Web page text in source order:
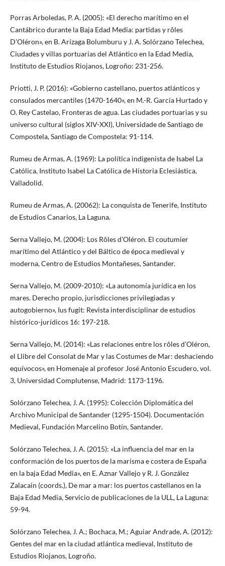
Porras Arboledas, P. A. (2005): «El derecho marítimo en el
Cantábrico durante la Baja Edad Media: partidas y rôles
D’Oléron», en B. Arízaga Bolumburu y J. A. Solórzano Telechea,
Ciudades y villas portuarias del Atlántico en la Edad Media,
Instituto de Estudios Riojanos, Logroño: 231-256.
Priotti, J. P. (2016): «Gobierno castellano, puertos atlánticos y
consulados mercantiles (1470-1640», en M.-R. García Hurtado y
O. Rey Castelao, Fronteras de agua. Las ciudades portuarias y su
universo cultural (siglos XIV-XXI), Universidade de Santiago de
Compostela, Santiago de Compostela: 91-114.
Rumeu de Armas, A. (1969): La política indigenista de Isabel La
Católica, Instituto Isabel La Católica de Historia Eclesiástica,
Valladolid.
Rumeu de Armas, A. (20062): La conquista de Tenerife, Instituto
de Estudios Canarios, La Laguna.
Serna Vallejo, M. (2004): Los Rôles d’Oléron. El coutumier
marítimo del Atlántico y del Báltico de época medieval y
moderna, Centro de Estudios Montañeses, Santander.
Serna Vallejo, M. (2009-2010): «La autonomía jurídica en los
mares. Derecho propio, jurisdicciones privilegiadas y
autogobierno», Ius fugit: Revista interdisciplinar de estudios
histórico-jurídicos 16: 197-218.
Serna Vallejo, M. (2014): «Las relaciones entre los rôles d’Oléron,
el Llibre del Consolat de Mar y las Costumes de Mar: deshaciendo
equívocos», en Homenaje al profesor José Antonio Escudero, vol.
3, Universidad Complutense, Madrid: 1173-1196.
Solórzano Telechea, J. A. (1995): Colección Diplomática del
Archivo Municipal de Santander (1295-1504). Documentación
Medieval, Fundación Marcelino Botín, Santander.
Solórzano Telechea, J. A. (2015): «La influencia del mar en la
conformación de los puertos de la marisma e costera de España
en la baja Edad Media», en E. Aznar Vallejo y R. J. González
Zalacain (coords.), De mar a mar: los puertos castellanos en la
Baja Edad Media, Servicio de publicaciones de la ULL, La Laguna:
59-94.
Solórzano Telechea, J. A.; Bochaca, M.; Aguiar Andrade, A. (2012):
Gentes del mar en la ciudad atlántica medieval, Instituto de
Estudios Riojanos, Logroño.